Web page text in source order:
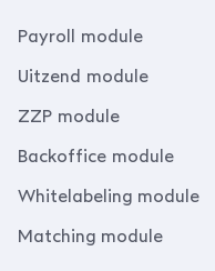
Payroll module
Uitzend module
ZZP module
Backoffice module
Whitelabeling module
Matching module